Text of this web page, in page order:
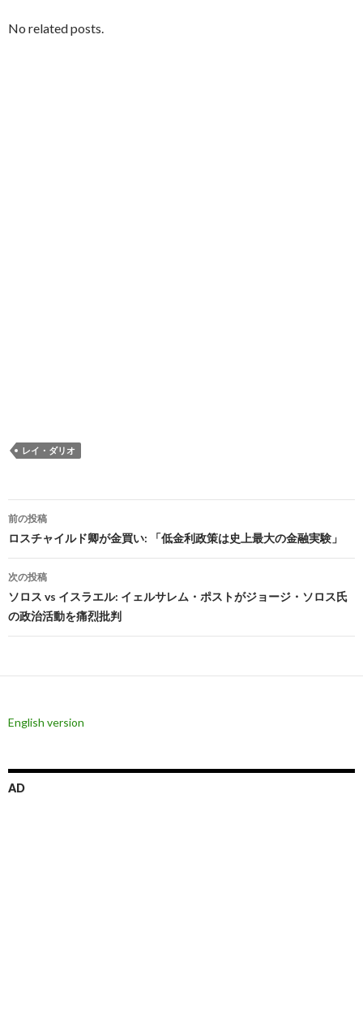
No related posts.
レイ・ダリオ
投
稿
ナ
ビ
ゲ
シ
前の投稿
ロスチャイルド卿が金買い: 「低金利政策は史上最大の金融実験」
次の投稿
ソロス vs イスラエル: イェルサレム・ポストがジョージ・ソロス氏
の政治活動を痛烈批判
English version
AD